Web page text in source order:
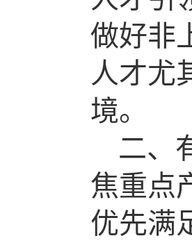
做好非
人才尤
境。
二、
焦重点
优先满